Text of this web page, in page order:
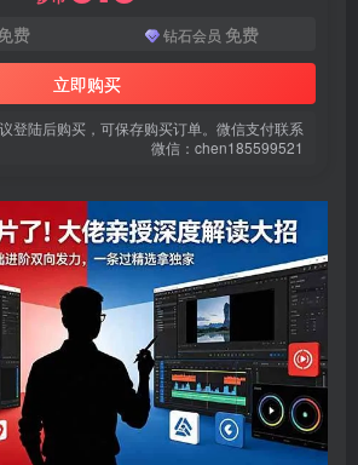
费 钻石会员 免费
立即购买
登陆后购买，可保存购买订单。微信支付联系
微信：chen185599521
录即表示同意用户协议、隐私声明